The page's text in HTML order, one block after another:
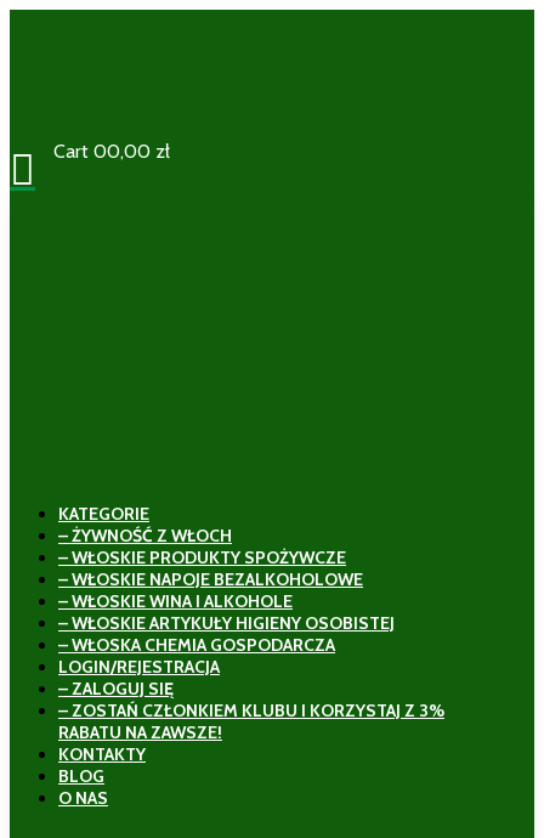
 Cart 00,00 zł
KATEGORIE
– ŻYWNOŚĆ Z WŁOCH
– WŁOSKIE PRODUKTY SPOŻYWCZE
– WŁOSKIE NAPOJE BEZALKOHOLOWE
– WŁOSKIE WINA I ALKOHOLE
– WŁOSKIE ARTYKUŁY HIGIENY OSOBISTEJ
– WŁOSKA CHEMIA GOSPODARCZA
LOGIN/REJESTRACJA
– ZALOGUJ SIĘ
– ZOSTAŃ CZŁONKIEM KLUBU I KORZYSTAJ Z 3%
RABATU NA ZAWSZE!
KONTAKTY
BLOG
O NAS